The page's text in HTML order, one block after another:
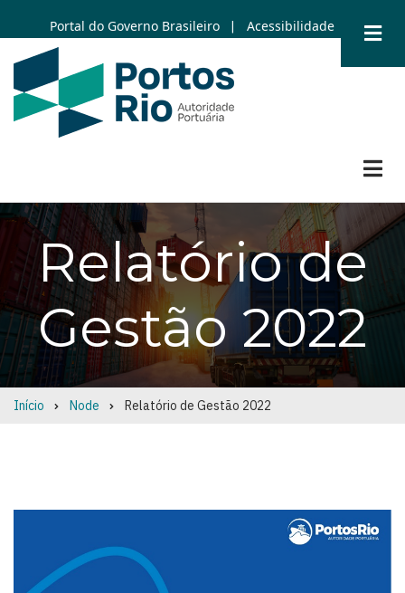
to
main
content
Portal do Governo Brasileiro | Acessibilidade
Relatório de
Gestão 2022
Breadcrumb
Início Node Relatório de Gestão 2022